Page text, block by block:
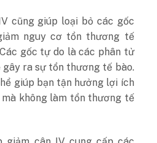
cũng giúp loại bỏ các gốc
nguy cơ tổn thương tế
gốc tự do là các phân tử
gây ra sự tổn thương tế bào.
giúp bạn tận hưởng lợi ích
không làm tổn thương tế